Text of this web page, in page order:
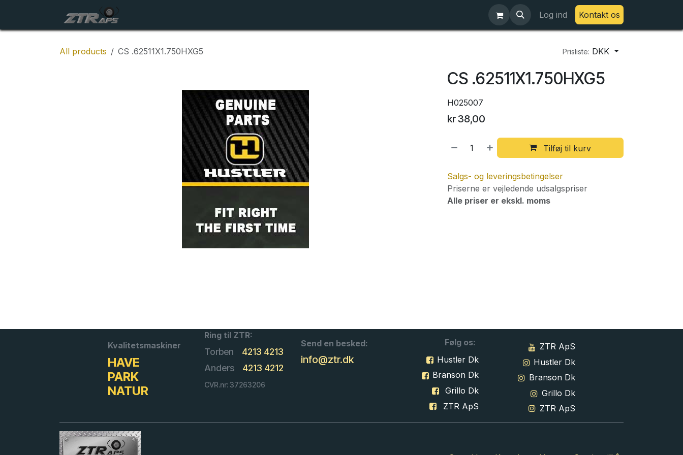
Log ind Kontakt os
All products CS .62511X1.750HXG5 Prisliste: DKK
CS .62511X1.750HXG5
H025007
kr38,00
Tilføj til kurv
Salgs- og leveringsbetingelser
Priserne er vejledende udsalgspriser
Alle priser er ekskl. moms
Kvalitetsmaskiner
HAVE
PARK
NATUR
Ring til ZTR:
Torben
4213 4213
Anders
4213 4212
CVR.nr: 37263206
Send en besked:
info@ztr.dk
Følg os:
Hustler Dk
Branson Dk
Grillo Dk
ZTR ApS
ZTR ApS
Hustler Dk
Branson Dk
Grillo Dk
ZTR ApS